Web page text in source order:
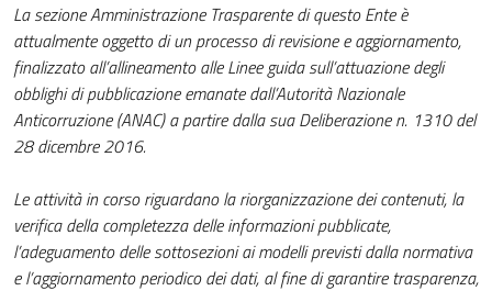
La sezione Amministrazione Trasparente di questo Ente è
attualmente oggetto di un processo di revisione e aggiornamento,
finalizzato all’allineamento alle Linee guida sull’attuazione degli
obblighi di pubblicazione emanate dall’Autorità Nazionale
Anticorruzione (ANAC) a partire dalla sua Deliberazione n. 1310 del
28 dicembre 2016.
Le attività in corso riguardano la riorganizzazione dei contenuti, la
verifica della completezza delle informazioni pubblicate,
l’adeguamento delle sottosezioni ai modelli previsti dalla normativa
e l’aggiornamento periodico dei dati, al fine di garantire trasparenza,